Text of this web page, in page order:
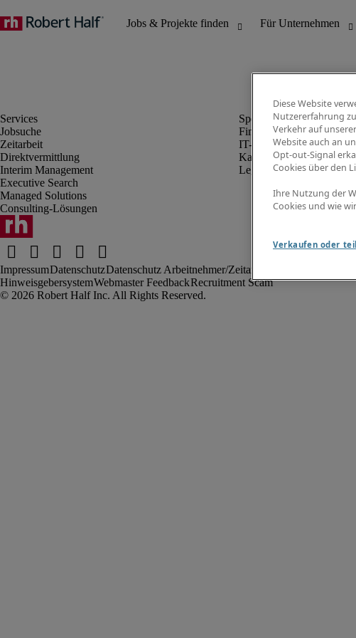
Jobsuche
Zeitarbeit
Direktvermittlung
Interim Management
Executive Search
Managed Solutions
Consulting-Lösungen
Finanz- &
IT-Bereich
Kaufmännischer Bereich
Legal
ImpressumDatenschutzDatenschutz Arbeitnehmer/Zeitarbeitskräfte
HinweisgebersystemWebmaster FeedbackRecruitment Scam
Diese Website
Nutzererfahrung
Verkehr auf
Website auch an
Opt-out-Signal
Cookies über den
Ihre Nutzung der
Cookies und wie
Verkaufen oder